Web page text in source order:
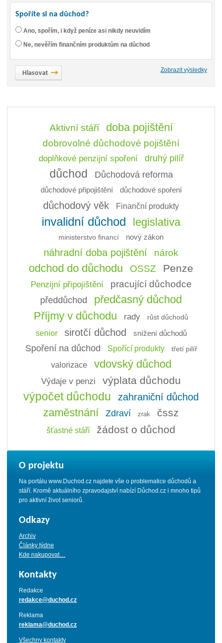
Spoříte si na důchod?
Ano, spořím, i když peníze asi nikdy neuvidím
Ne, nevěřím finančním produktům na důchod
Zobrazit výsledky
Aktivní stáří doba pojištění
dobrovolné důchodové pojištění
doplňkové penzijní spoření druhý pilíř
důchod Důchodová reforma
důchodové připojištění důchodové spoření
důchodový věk Finanční produkty
invalidní důchod legislativa
ministerstvo financí nový zákon
náhradní doba pojištění nárok
odchod do důchodu OSSZ Penze
Penzijní připojištění pracující důchodce
předdůchod předčasný důchod
Příjmy v důchodu rady růst důchodů
senior sirotčí důchod snížení důchodů
Spoření na důchod Spořící produkty třetí pilíř
valorizace vdovský důchod
Výdaje v penzi výplata důchodu
výpočet důchodu zahraniční důchod
zaměstnání Zdraví zrak čssz
šťastné stáří žádost o důchod
O projektu
Na portálu www.Duchod.cz najdete vše o problematice důchodů a
stáří. Kromě aktuálního zpravodajství nabízí Důchod.cz i mnoho tipů
pro aktivní život seniorů.
Odkazy
Archiv
Články týdne
Kde nakupovat…
Kontakty
Redakce
redakce@duchod.cz
Reklama
reklama@duchod.cz
Všechny kontakty